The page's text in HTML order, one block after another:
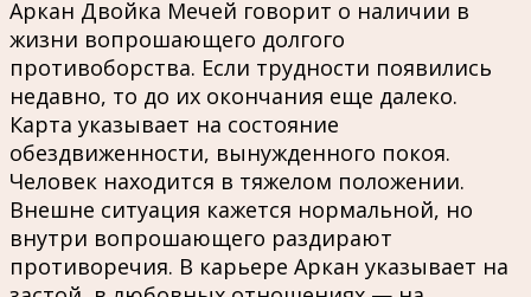
Аркан Двойка Мечей говорит о наличии в
жизни вопрошающего долгого
противоборства. Если трудности появились
недавно, то до их окончания еще далеко.
Карта указывает на состояние
обездвиженности, вынужденного покоя.
Человек находится в тяжелом положении.
Внешне ситуация кажется нормальной, но
внутри вопрошающего раздирают
противоречия. В карьере Аркан указывает на